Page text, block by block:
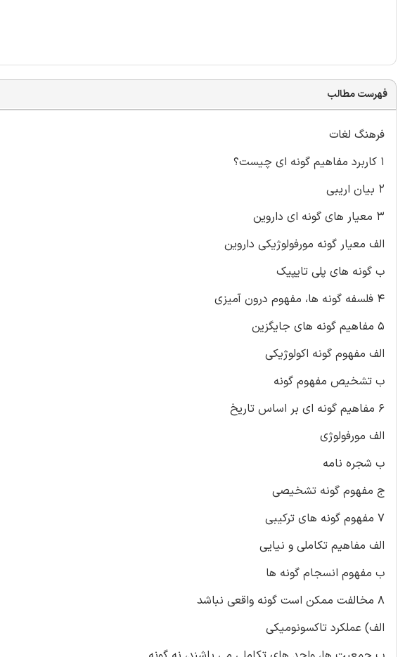
فهرست مطالب
فرهنگ لغات
۱ کاربرد مفاهیم گونه ای چیست؟
۲ بیان اریبی
۳ معیار های گونه ای داروین
الف معیار گونه مورفولوژیکی داروین
ب گونه های پلی تایپیک
۴ فلسفه گونه ها، مفهوم درون آمیزی
۵ مفاهیم گونه های جایگزین
الف مفهوم گونه اکولوژیکی
ب تشخیص مفهوم گونه
۶ مفاهیم گونه ای بر اساس تاریخ
الف مورفولوژی
ب شجره نامه
ج مفهوم گونه تشخیصی
۷ مفهوم گونه های ترکیبی
الف مفاهیم تکاملی و نیایی
ب مفهوم انسجام گونه ها
۸ مخالفت ممکن است گونه واقعی نباشد
الف) عملکرد تاکسونومیکی